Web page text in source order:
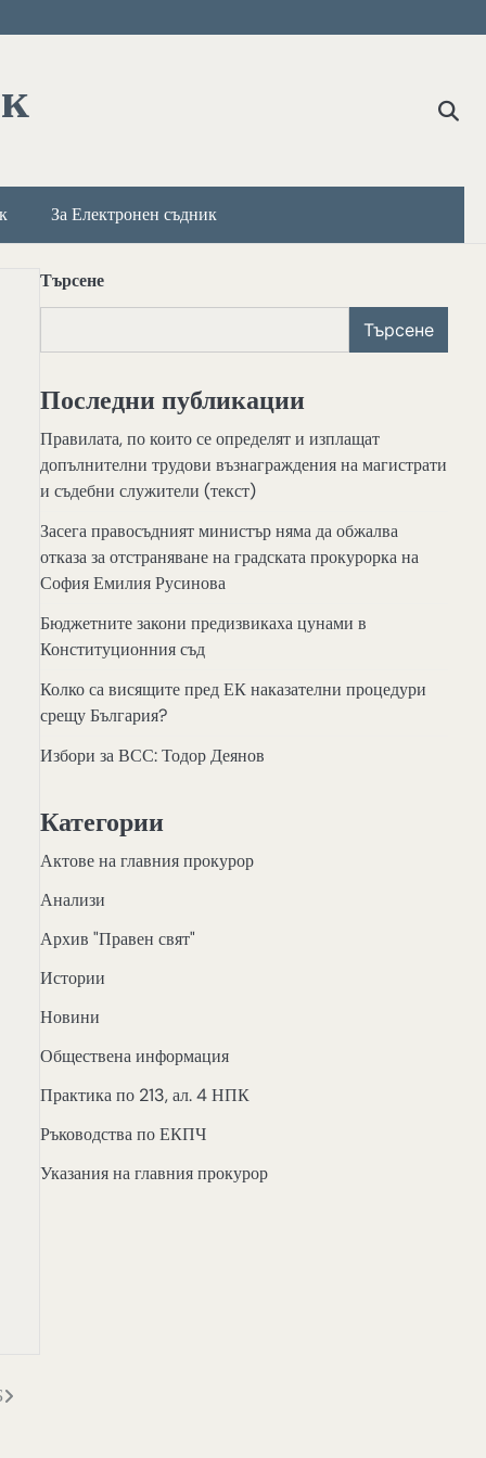
За Електронен съдник
Търсене
Търсене
Последни публикации
Правилата, по които се определят и изплащат
допълнителни трудови възнаграждения на магистрати
и съдебни служители (текст)
Засега правосъдният министър няма да обжалва
отказа за отстраняване на градската прокурорка на
София Емилия Русинова
Бюджетните закони предизвикаха цунами в
Конституционния съд
Колко са висящите пред ЕК наказателни процедури
срещу България?
Избори за ВСС: Тодор Деянов
Категории
Актове на главния прокурор
Анализи
Архив "Правен свят"
Истории
Новини
Обществена информация
Практика по 213, ал. 4 НПК
Ръководства по ЕКПЧ
Указания на главния прокурор